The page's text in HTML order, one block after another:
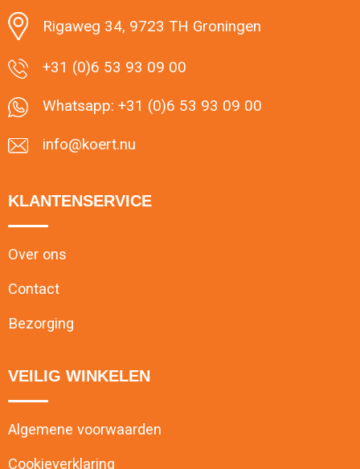
Rigaweg 34, 9723 TH Groningen
+31 (0)6 53 93 09 00
Whatsapp: +31 (0)6 53 93 09 00
info@koert.nu
KLANTENSERVICE
Over ons
Contact
Bezorging
VEILIG WINKELEN
Algemene voorwaarden
Cookieverklaring